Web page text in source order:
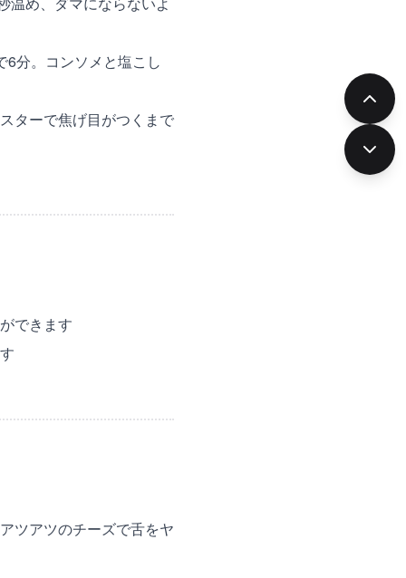
分。コンソメと塩こし
ターで焦げ目がつくまで
できます
ツアツのチーズで舌をヤ